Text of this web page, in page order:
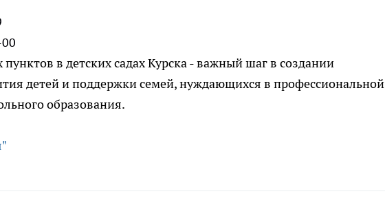
в детских садах Курска - важный шаг в создании
детей и поддержки семей, нуждающихся в профессиональной
образования.